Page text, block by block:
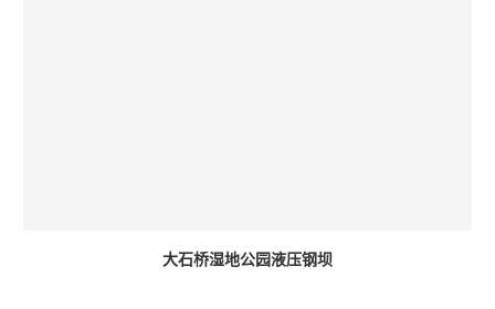
大石桥湿地公园液压钢坝